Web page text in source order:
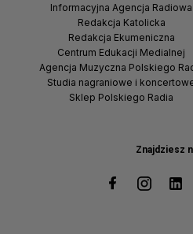
Znajdziesz
Informacyjna Agencja Radiowa
Redakcja Katolicka
Redakcja Ekumeniczna
Centrum Edukacji Medialnej
Agencja Muzyczna Polskiego
Studia nagraniowe i
Sklep Polskiego Radia